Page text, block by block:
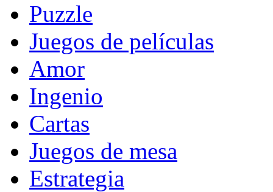
Puzzle
Juegos de películas
Amor
Ingenio
Cartas
Juegos de mesa
Estrategia